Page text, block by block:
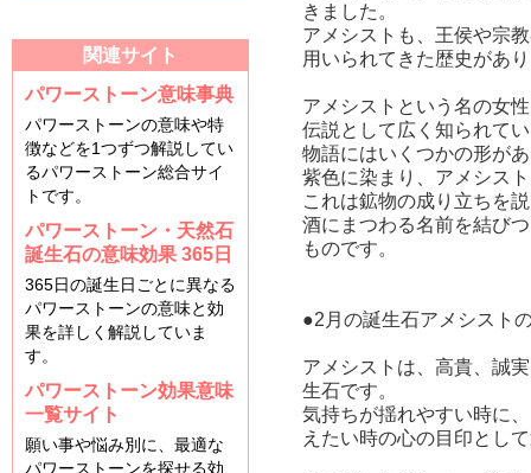
関連サイト
パワーストーン意味事典
パワーストーンの意味や特
徴などを1つずつ解説してい
るパワーストーン総合サイ
トです。
パワーストーン・天然石
誕生石の意味効果 365日
365日の誕生日ごとに異なる
パワーストーンの意味と効
果を詳しく解説していま
す。
パワーストーン効果意味
一覧サイト
願い事や悩み別に、最適な
パワーストーンを探せる効
きました。
アメシストも、王侯や宗
用いられてきた歴史があ
アメシストという名の女
伝説として広く知られて
物語にはいくつかの形が
紫色に染まり、アメシス
これは鉱物の成り立ちを
酒にまつわる名前を結び
ものです。
●2月の誕生石アメシスト
アメシストは、高貴、誠
生石です。
気持ちが揺れやすい時に
えたい時の心の目印とし